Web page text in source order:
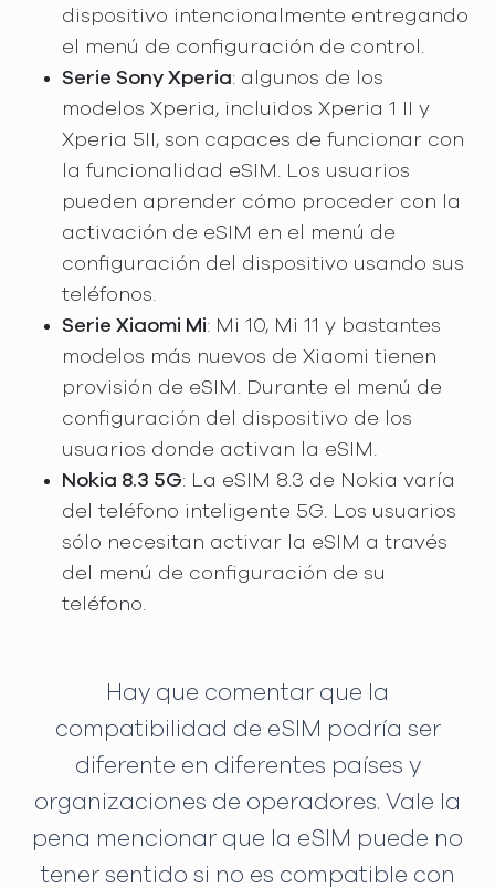
dispositivo intencionalmente entregando
el menú de configuración de control.
Serie Sony Xperia: algunos de los
modelos Xperia, incluidos Xperia 1 II y
Xperia 5II, son capaces de funcionar con
la funcionalidad eSIM. Los usuarios
pueden aprender cómo proceder con la
activación de eSIM en el menú de
configuración del dispositivo usando sus
teléfonos.
Serie Xiaomi Mi: Mi 10, Mi 11 y bastantes
modelos más nuevos de Xiaomi tienen
provisión de eSIM. Durante el menú de
configuración del dispositivo de los
usuarios donde activan la eSIM.
Nokia 8.3 5G: La eSIM 8.3 de Nokia varía
del teléfono inteligente 5G. Los usuarios
sólo necesitan activar la eSIM a través
del menú de configuración de su
teléfono.
Hay que comentar que la
compatibilidad de eSIM podría ser
diferente en diferentes países y
organizaciones de operadores. Vale la
pena mencionar que la eSIM puede no
tener sentido si no es compatible con